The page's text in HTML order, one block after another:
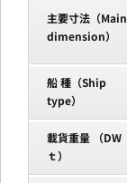
主要寸法（Main
dimension）
船 種（Ship
type）
載貨重量 （DW
ｔ）